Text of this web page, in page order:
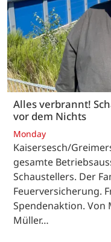
Alles verbrannt!
vor dem Nichts
Monday
Kaisersesch/
gesamte
Schaustellers. Der
Feuerversicherung.
Spendenaktion. Von
Müller…